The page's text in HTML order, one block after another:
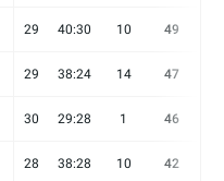
29 40:30 10 49
29 38:24 14 47
30 29:28 1 46
28 38:28 10 42